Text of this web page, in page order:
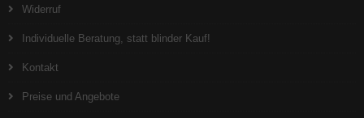
Widerruf
Individuelle Beratung, statt blinder Kauf!
Kontakt
Preise und Angebote